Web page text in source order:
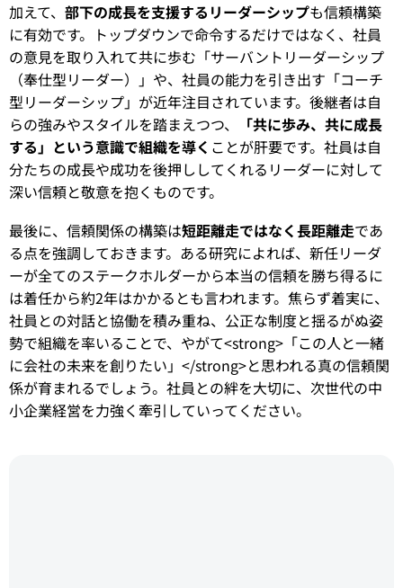
加えて、 部下の成長を支援するリーダーシップも信頼構築
に有効です。トップダウンで命令するだけではなく、社員
の意見を取り入れて共に歩む「サーバントリーダーシップ
（奉仕型リーダー）」や、社員の能力を引き出す「コーチ
型リーダーシップ」が近年注目されています。後継者は自
らの強みやスタイルを踏まえつつ、
「共に歩み、共に成長
する」という意識で組織を導く ことが肝要です。社員は自
分たちの成長や成功を後押ししてくれるリーダーに対して
深い信頼と敬意を抱くものです。
最後に、信頼関係の構築は短距離走ではなく長距離走であ
る点を強調しておきます。ある研究によれば、新任リーダ
ーが全てのステークホルダーから本当の信頼を勝ち得るに
は着任から約2年はかかるとも言われます。焦らず着実に、
社員との対話と協働を積み重ね、公正な制度と揺るがぬ姿
勢で組織を率いることで、やがて<strong>「この人と一緒
に会社の未来を創りたい」</strong>と思われる真の信頼関
係が育まれるでしょう。社員との絆を大切に、次世代の中
小企業経営を力強く牽引していってください。